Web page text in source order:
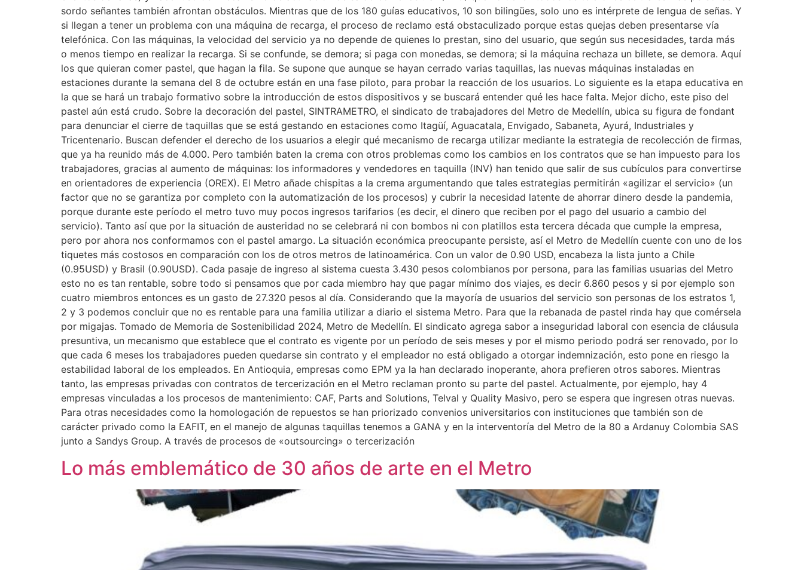
sordo señantes también afrontan obstáculos. Mientras que de los 180 guías educativos, 10 son bilingües, solo uno es intérprete de lengua de señas. Y
si llegan a tener un problema con una máquina de recarga, el proceso de reclamo está obstaculizado porque estas quejas deben presentarse vía
telefónica. Con las máquinas, la velocidad del servicio ya no depende de quienes lo prestan, sino del usuario, que según sus necesidades, tarda más
o menos tiempo en realizar la recarga. Si se confunde, se demora; si paga con monedas, se demora; si la máquina rechaza un billete, se demora. Aquí
los que quieran comer pastel, que hagan la fila. Se supone que aunque se hayan cerrado varias taquillas, las nuevas máquinas instaladas en
estaciones durante la semana del 8 de octubre están en una fase piloto, para probar la reacción de los usuarios. Lo siguiente es la etapa educativa en
la que se hará un trabajo formativo sobre la introducción de estos dispositivos y se buscará entender qué les hace falta. Mejor dicho, este piso del
pastel aún está crudo. Sobre la decoración del pastel, SINTRAMETRO, el sindicato de trabajadores del Metro de Medellín, ubica su figura de fondant
para denunciar el cierre de taquillas que se está gestando en estaciones como Itagüí, Aguacatala, Envigado, Sabaneta, Ayurá, Industriales y
Tricentenario. Buscan defender el derecho de los usuarios a elegir qué mecanismo de recarga utilizar mediante la estrategia de recolección de firmas,
que ya ha reunido más de 4.000. Pero también baten la crema con otros problemas como los cambios en los contratos que se han impuesto para los
trabajadores, gracias al aumento de máquinas: los informadores y vendedores en taquilla (INV) han tenido que salir de sus cubículos para convertirse
en orientadores de experiencia (OREX). El Metro añade chispitas a la crema argumentando que tales estrategias permitirán «agilizar el servicio» (un
factor que no se garantiza por completo con la automatización de los procesos) y cubrir la necesidad latente de ahorrar dinero desde la pandemia,
porque durante este período el metro tuvo muy pocos ingresos tarifarios (es decir, el dinero que reciben por el pago del usuario a cambio del
servicio). Tanto así que por la situación de austeridad no se celebrará ni con bombos ni con platillos esta tercera década que cumple la empresa,
pero por ahora nos conformamos con el pastel amargo. La situación económica preocupante persiste, así el Metro de Medellín cuente con uno de los
tiquetes más costosos en comparación con los de otros metros de latinoamérica. Con un valor de 0.90 USD, encabeza la lista junto a Chile
(0.95USD) y Brasil (0.90USD). Cada pasaje de ingreso al sistema cuesta 3.430 pesos colombianos por persona, para las familias usuarias del Metro
esto no es tan rentable, sobre todo si pensamos que por cada miembro hay que pagar mínimo dos viajes, es decir 6.860 pesos y si por ejemplo son
cuatro miembros entonces es un gasto de 27.320 pesos al día. Considerando que la mayoría de usuarios del servicio son personas de los estratos 1,
2 y 3 podemos concluir que no es rentable para una familia utilizar a diario el sistema Metro. Para que la rebanada de pastel rinda hay que comérsela
por migajas. Tomado de Memoria de Sostenibilidad 2024, Metro de Medellín. El sindicato agrega sabor a inseguridad laboral con esencia de cláusula
presuntiva, un mecanismo que establece que el contrato es vigente por un período de seis meses y por el mismo periodo podrá ser renovado, por lo
que cada 6 meses los trabajadores pueden quedarse sin contrato y el empleador no está obligado a otorgar indemnización, esto pone en riesgo la
estabilidad laboral de los empleados. En Antioquia, empresas como EPM ya la han declarado inoperante, ahora prefieren otros sabores. Mientras
tanto, las empresas privadas con contratos de tercerización en el Metro reclaman pronto su parte del pastel. Actualmente, por ejemplo, hay 4
empresas vinculadas a los procesos de mantenimiento: CAF, Parts and Solutions, Telval y Quality Masivo, pero se espera que ingresen otras nuevas.
Para otras necesidades como la homologación de repuestos se han priorizado convenios universitarios con instituciones que también son de
carácter privado como la EAFIT, en el manejo de algunas taquillas tenemos a GANA y en la interventoría del Metro de la 80 a Ardanuy Colombia SAS
junto a Sandys Group. A través de procesos de «outsourcing» o tercerización
Lo más emblemático de 30 años de arte en el Metro